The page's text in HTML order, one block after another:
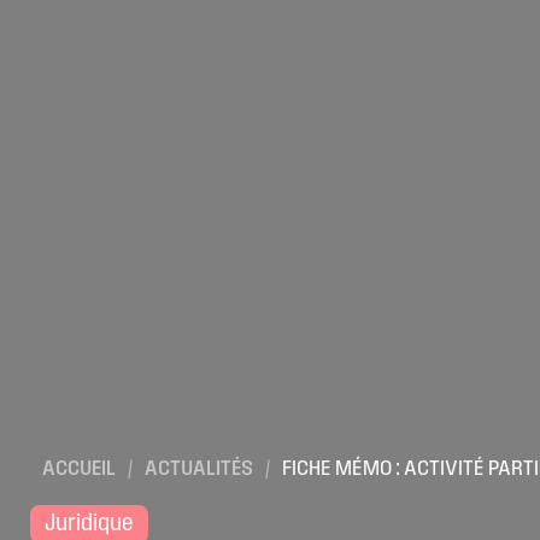
ACCUEIL / ACTUALITÉS / FICHE MÉMO : ACTIVITÉ
Juridique